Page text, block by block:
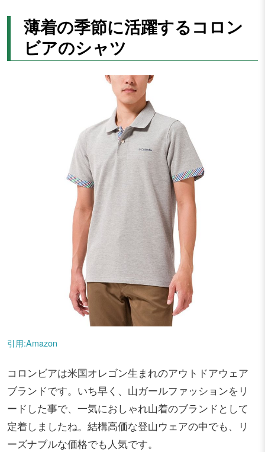
薄着の季節に活躍するコロン
ビアのシャツ
引用:Amazon
コロンビアは米国オレゴン生まれのアウトドアウェア
ブランドです。いち早く、山ガールファッションをリ
ードした事で、一気におしゃれ山着のブランドとして
定着しましたね。結構高価な登山ウェアの中でも、リ
ーズナブルな価格でも人気です。